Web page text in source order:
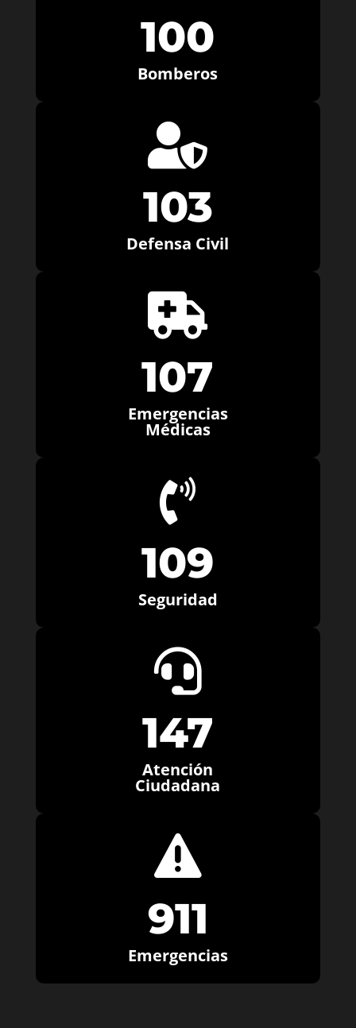
100
Bomberos

103
Defensa Civil

107
Emergencias
Médicas

109
Seguridad

147
Atención
Ciudadana

911
Emergencias